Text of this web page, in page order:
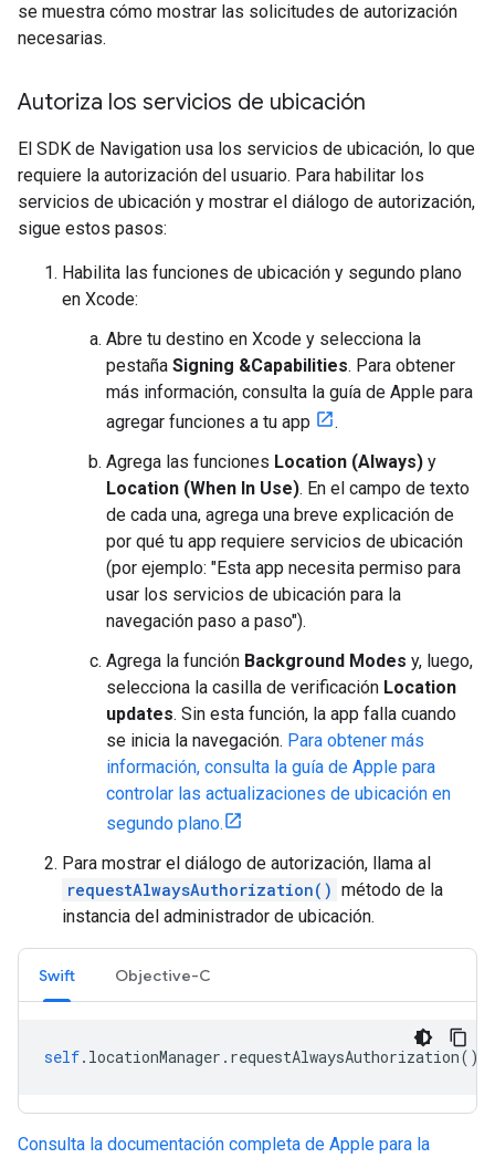
se muestra cómo mostrar las solicitudes de autorización
necesarias.
Autoriza los servicios de ubicación
El SDK de Navigation usa los servicios de ubicación, lo que
requiere la autorización del usuario. Para habilitar los
servicios de ubicación y mostrar el diálogo de autorización,
sigue estos pasos:
Habilita las funciones de ubicación y segundo plano
en Xcode:
Abre tu destino en Xcode y selecciona la
pestaña Signing &Capabilities. Para obtener
más información, consulta la guía de Apple para
agregar funciones a tu app
.
Agrega las funciones Location (Always) y
Location (When In Use). En el campo de texto
de cada una, agrega una breve explicación de
por qué tu app requiere servicios de ubicación
(por ejemplo: "Esta app necesita permiso para
usar los servicios de ubicación para la
navegación paso a paso").
Agrega la función Background Modes y, luego,
selecciona la casilla de verificación Location
updates. Sin esta función, la app falla cuando
se inicia la navegación. Para obtener más
información, consulta la guía de Apple para
controlar las actualizaciones de ubicación en
segundo plano.
Para mostrar el diálogo de autorización, llama al
requestAlwaysAuthorization() método de la
instancia del administrador de ubicación.
Swift Objective-C
self. locationManager . requestAlwaysAuthorization()
Consulta la documentación completa de Apple para la